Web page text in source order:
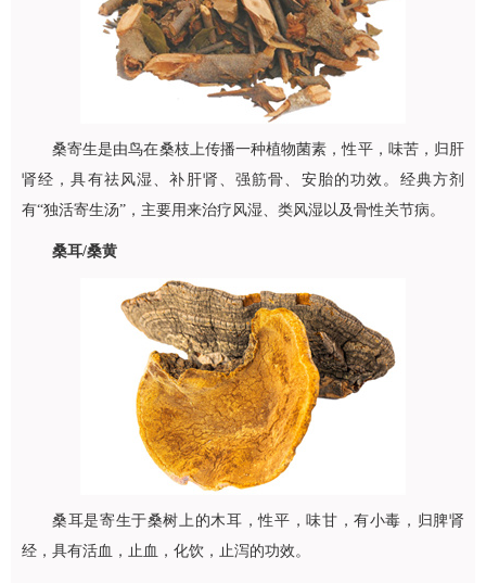
桑寄生是由鸟在桑枝上传播一种植物菌素，性平，味苦，归肝
肾经，具有祛风湿、补肝肾、强筋骨、安胎的功效。经典方剂
有“独活寄生汤”，主要用来治疗风湿、类风湿以及骨性关节病。
桑耳/桑黄
桑耳是寄生于桑树上的木耳，性平，味甘，有小毒，归脾肾
经，具有活血，止血，化饮，止泻的功效。